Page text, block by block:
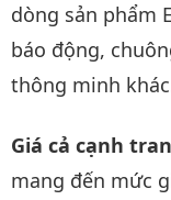
dòng sản phẩm
báo động,
thông minh
Giá cả cạnh
mang đến mức